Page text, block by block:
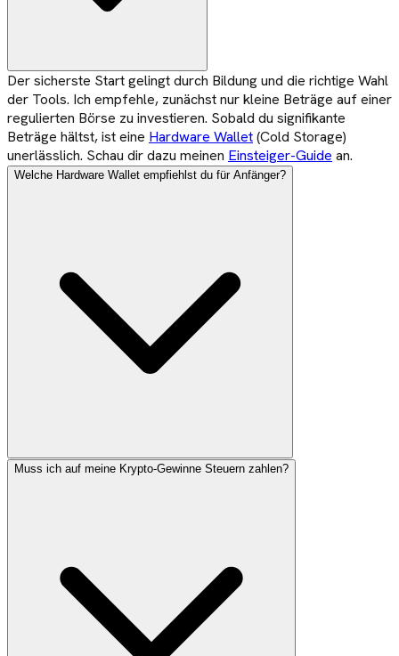
Der sicherste Start gelingt durch Bildung und die richtige Wahl
der Tools. Ich empfehle, zunächst nur kleine Beträge auf einer
regulierten Börse zu investieren. Sobald du signifikante
Beträge hältst, ist eine Hardware Wallet(Cold Storage)
unerlässlich. Schau dir dazu meinen Einsteiger-Guide an.
Welche Hardware Wallet empfiehlst du für Anfänger?
Muss ich auf meine Krypto-Gewinne Steuern zahlen?